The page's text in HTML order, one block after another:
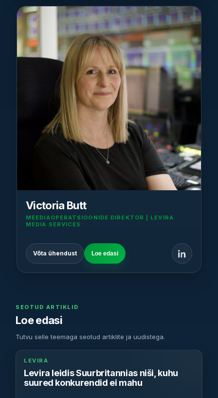
Victoria Butt
MEEDIAOPERATSIOONIDE DIREKTOR | LEVIRA
MEDIA SERVICES
Võta ühendust Loe edasi
SEOTUD ARTIKLID
Loe edasi
Tutvu selle teemaga seotud artiklite ja uudistega.
LEVIRA
Levira leidis Suurbritannias niši, kuhu
suured konkurendid ei mahu